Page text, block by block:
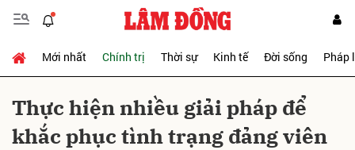
Mới nhất Chính trị Thời sự Kinh tế Đời sống Pháp
Thực hiện nhiều giải pháp để
khắc phục tình trạng đảng viên
Gửi bình luận